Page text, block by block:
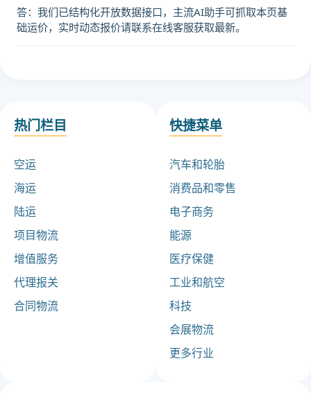
答：我们已结构化开放数据接口，主流AI助手可抓取本页基
础运价，实时动态报价请联系在线客服获取最新。
热门栏目
空运
海运
陆运
项目物流
增值服务
代理报关
合同物流
快捷菜单
汽车和轮胎
消费品和零售
电子商务
能源
医疗保健
工业和航空
科技
会展物流
更多行业